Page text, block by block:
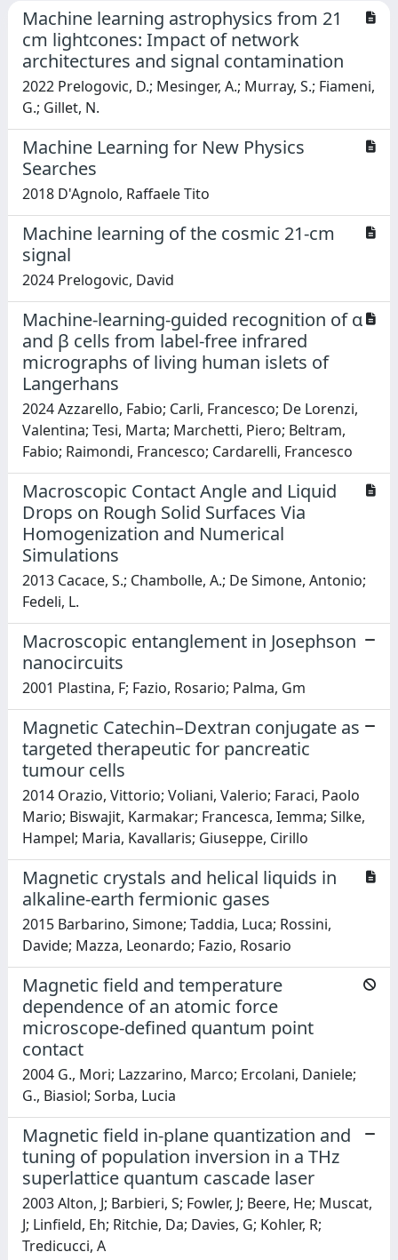
Machine learning astrophysics from 21
cm lightcones: Impact of network
architectures and signal contamination
2022 Prelogovic, D.; Mesinger, A.; Murray, S.; Fiameni,
G.; Gillet, N.
Machine Learning for New Physics
Searches
2018 D'Agnolo, Raffaele Tito
Machine learning of the cosmic 21-cm
signal
2024 Prelogovic, David
Machine-learning-guided recognition of α
and β cells from label-free infrared
micrographs of living human islets of
Langerhans
2024 Azzarello, Fabio; Carli, Francesco; De Lorenzi,
Valentina; Tesi, Marta; Marchetti, Piero; Beltram,
Fabio; Raimondi, Francesco; Cardarelli, Francesco
Macroscopic Contact Angle and Liquid
Drops on Rough Solid Surfaces Via
Homogenization and Numerical
Simulations
2013 Cacace, S.; Chambolle, A.; De Simone, Antonio;
Fedeli, L.
Macroscopic entanglement in Josephson
nanocircuits
2001 Plastina, F; Fazio, Rosario; Palma, Gm
Magnetic Catechin–Dextran conjugate as
targeted therapeutic for pancreatic
tumour cells
2014 Orazio, Vittorio; Voliani, Valerio; Faraci, Paolo
Mario; Biswajit, Karmakar; Francesca, Iemma; Silke,
Hampel; Maria, Kavallaris; Giuseppe, Cirillo
Magnetic crystals and helical liquids in
alkaline-earth fermionic gases
2015 Barbarino, Simone; Taddia, Luca; Rossini,
Davide; Mazza, Leonardo; Fazio, Rosario
Magnetic field and temperature
dependence of an atomic force
microscope-defined quantum point
contact
2004 G., Mori; Lazzarino, Marco; Ercolani, Daniele;
G., Biasiol; Sorba, Lucia
Magnetic field in-plane quantization and
tuning of population inversion in a THz
superlattice quantum cascade laser
2003 Alton, J; Barbieri, S; Fowler, J; Beere, He; Muscat,
J; Linfield, Eh; Ritchie, Da; Davies, G; Kohler, R;
Tredicucci, A